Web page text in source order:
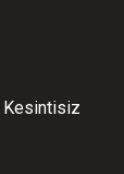
Kesintisiz